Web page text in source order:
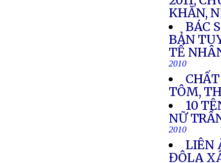
KHĂN,
BÁC
BẢN
TẾ
2010
TÔM,
10
NỮ
2010
LIÊN
ĐÔLA